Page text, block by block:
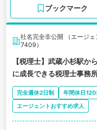
ブックマーク
社名完全非公開 （エージ
7409）
【税理士】武蔵小杉駅か
に成長できる税理士事務
完全週休2日制 年間休日
エージェントおすすめ求人